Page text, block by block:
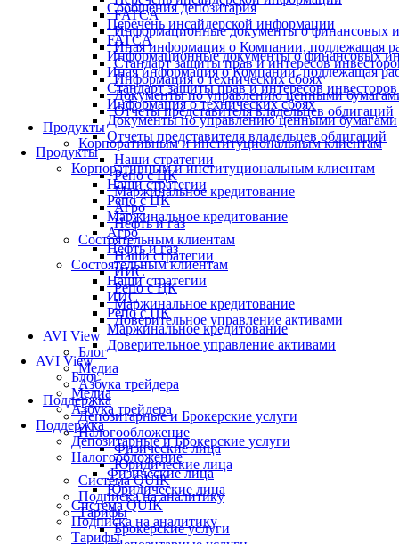
Сообщения депозитария
Перечень инсайдерской информации
FATCA
Информационные документы о финансовых
Иная информация о Компании, подлежащая
Стандарт защиты прав и интересов инвесторов
Информация о технических сбоях
Документы по управлению ценными бумагами
Отчеты представителя владельцев облигаций
Продукты
Корпоративным и институциональным клиентам
Наши стратегии
Репо с ЦК
Маржинальное кредитование
Агро
Нефть и газ
Состоятельным клиентам
Наши стратегии
ИИС
Репо с ЦК
Маржинальное кредитование
Доверительное управление активами
AVI View
Блог
Медиа
Азбука трейдера
Поддержка
Депозитарные и Брокерские услуги
Налогообложение
Физические лица
Юридические лица
Система QUIK
Подписка на аналитику
Тарифы
FATCA
Информационные документы о финансовых
Иная информация о Компании, подлежащая
Стандарт защиты прав и интересов
Информация о технических сбоях
Документы по управлению ценными
Отчеты представителя владельцев облигаций
Продукты
Корпоративным и институциональным клиентам
Наши стратегии
Репо с ЦК
Маржинальное кредитование
Агро
Нефть и газ
Состоятельным клиентам
Наши стратегии
ИИС
Репо с ЦК
Маржинальное кредитование
Доверительное управление активами
AVI View
Блог
Медиа
Азбука трейдера
Поддержка
Депозитарные и Брокерские услуги
Налогообложение
Физические лица
Юридические лица
Система QUIK
Подписка на аналитику
Тарифы
Брокерские услуги